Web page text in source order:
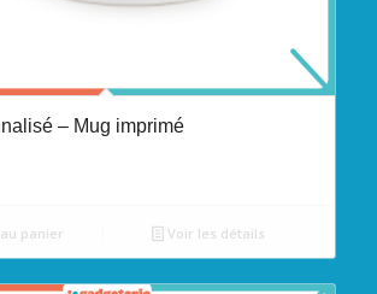
– Mug imprimé
panier Voir les détails